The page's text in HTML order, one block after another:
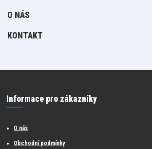
O NÁS
KONTAKT
Informace pro zákazníky
O nás
Obchodní podmínky